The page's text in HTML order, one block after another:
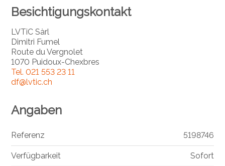
Besichtigungskontakt
LVTiC Sàrl
Dimitri Fumel
Route du Vergnolet
1070 Puidoux-Chexbres
Tel.021 553 23 11
df@lvtic.ch
Angaben
Referenz 5198746
Verfügbarkeit Sofort